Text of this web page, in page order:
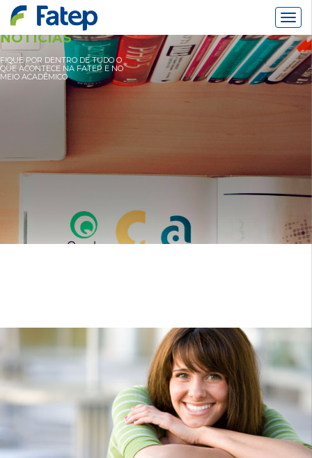
NOTÍCIAS
FIQUE POR DENTRO DE TUDO O
QUE ACONTECE NA FATEP E NO
MEIO ACADÊMICO